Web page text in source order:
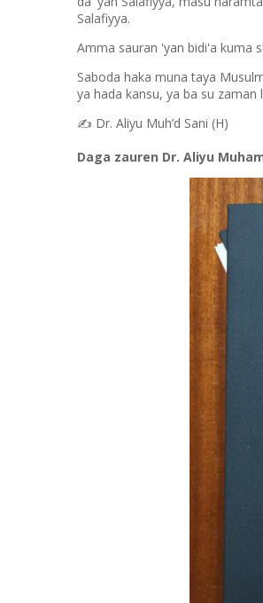
Salafiyya.
Amma sauran 'yan bidi'a kuma
Saboda haka muna taya
ya hada kansu, ya ba su zaman
✍️ Dr. Aliyu Muh’d Sani (H)
Daga zauren Dr. Aliyu